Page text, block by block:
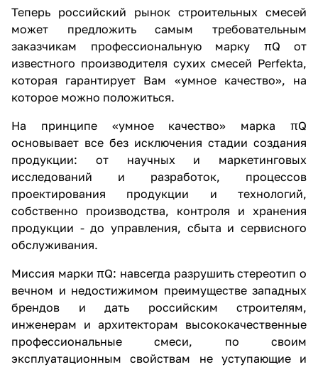
Теперь российский рынок строительных смесей
может предложить самым требовательным
заказчикам профессиональную марку πQ от
известного производителя сухих смесей Perfekta,
которая гарантирует Вам «умное качество», на
которое можно положиться.
На принципе «умное качество» марка πQ
основывает все без исключения стадии создания
продукции: от научных и маркетинговых
исследований и разработок, процессов
проектирования продукции и технологий,
собственно производства, контроля и хранения
продукции - до управления, сбыта и сервисного
обслуживания.
Миссия марки πQ: навсегда разрушить стереотип о
вечном и недостижимом преимуществе западных
брендов и дать российским строителям,
инженерам и архитекторам высококачественные
профессиональные смеси, по своим
эксплуатационным свойствам не уступающие и